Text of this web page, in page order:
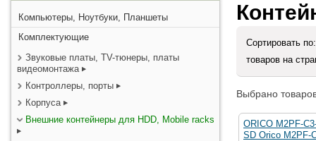
Компьютеры, Ноутбуки, Планшеты
Комплектующие
Звуковые платы, TV-тюнеры, платы
видеомонтажа
Контроллеры, порты
Корпуса
Внешние контейнеры для HDD, Mobile racks
Сортировать
товаров на
Выбрано
ORICO M2PF-
SD Orico M2PF-